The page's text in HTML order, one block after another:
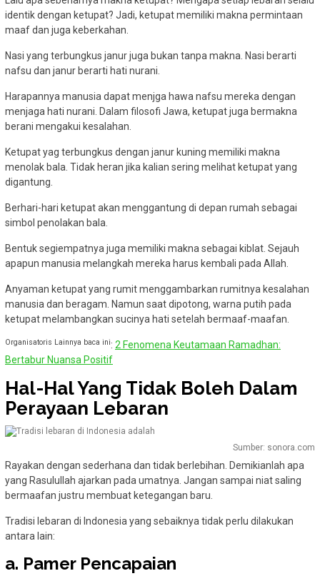
identik dengan ketupat? Jadi, ketupat memiliki makna permintaan
maaf dan juga keberkahan.
Nasi yang terbungkus janur juga bukan tanpa makna. Nasi berarti
nafsu dan janur berarti hati nurani.
Harapannya manusia dapat menjga hawa nafsu mereka dengan
menjaga hati nurani. Dalam filosofi Jawa, ketupat juga bermakna
berani mengakui kesalahan.
Ketupat yag terbungkus dengan janur kuning memiliki makna
menolak bala. Tidak heran jika kalian sering melihat ketupat yang
digantung.
Berhari-hari ketupat akan menggantung di depan rumah sebagai
simbol penolakan bala.
Bentuk segiempatnya juga memiliki makna sebagai kiblat. Sejauh
apapun manusia melangkah mereka harus kembali pada Allah.
Anyaman ketupat yang rumit menggambarkan rumitnya kesalahan
manusia dan beragam. Namun saat dipotong, warna putih pada
ketupat melambangkan sucinya hati setelah bermaaf-maafan.
Organisatoris Lainnya baca ini: 2 Fenomena Keutamaan Ramadhan:
Bertabur Nuansa Positif
Hal-Hal Yang Tidak Boleh Dalam
Perayaan Lebaran
Sumber: sonora.com
Rayakan dengan sederhana dan tidak berlebihan. Demikianlah apa
yang Rasulullah ajarkan pada umatnya. Jangan sampai niat saling
bermaafan justru membuat ketegangan baru.
Tradisi lebaran di Indonesia yang sebaiknya tidak perlu dilakukan
antara lain:
a. Pamer Pencapaian